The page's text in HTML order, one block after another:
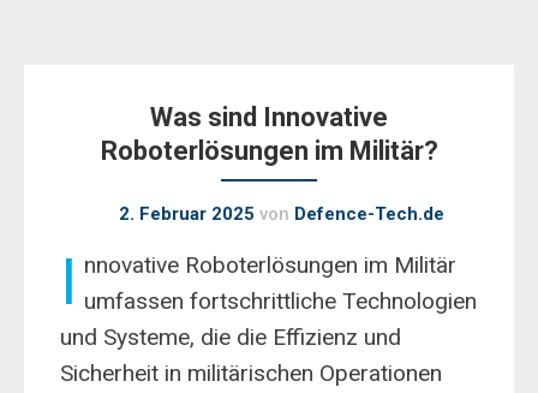
Was sind Innovative
Roboterlösungen im Militär?
2. Februar 2025 von Defence-Tech.de
I nnovative Roboterlösungen im Militär
umfassen fortschrittliche Technologien
und Systeme, die die Effizienz und
Sicherheit in militärischen Operationen